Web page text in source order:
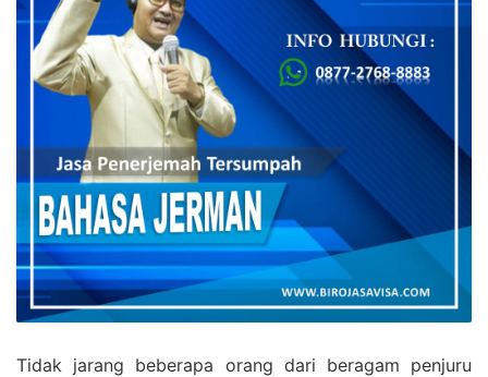
Tidak jarang beberapa orang dari beragam penjuru